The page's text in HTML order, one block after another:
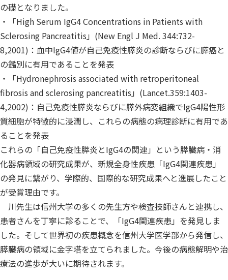
の礎となりました。
・「High Serum IgG4 Concentrations in Patients with
Sclerosing Pancreatitis」(New Engl J Med. 344:732-
8,2001)：血中IgG4値が自己免疫性膵炎の診断ならびに膵癌と
の鑑別に有用であることを発表
・「Hydronephrosis associated with retroperitoneal
fibrosis and sclerosing pancreatitis」(Lancet.359:1403-
4,2002)：自己免疫性膵炎ならびに膵外病変組織でIgG4陽性形
質細胞が特徴的に浸潤し、これらの病態の病理診断に有用であ
ることを発表
これらの「自己免疫性膵炎とIgG4の関連」という膵臓病・消
化器病領域の研究成果が、新規全身性疾患「IgG4関連疾患」
の発見に繋がり、学際的、国際的な研究成果へと進展したこと
が受賞理由です。
川先生は信州大学の多くの先生方や検査技師さんと連携し、
患者さんを丁寧に診ることで、「IgG4関連疾患」を発見しま
した。そして世界初の疾患概念を信州大学医学部から発信し、
膵臓病の領域に金字塔を立てられました。今後の病態解明や治
療法の進歩が大いに期待されます。